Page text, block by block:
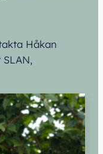
Håkan